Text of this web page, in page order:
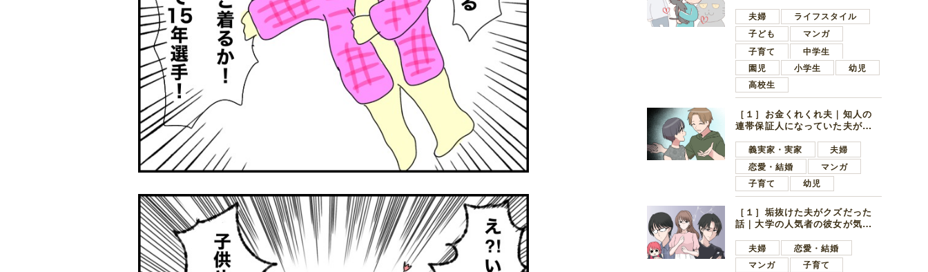
夫婦
ライフスタイル
子ども
マンガ
子育て
中学生
園児
小学生
幼児
高校生
［１］お金くれくれ夫｜知人の
連帯保証人になっていた夫が家
言ってきた
義実家・実家
夫婦
恋愛・結婚
マンガ
子育て
幼児
［１］垢抜けた夫がクズだった
話｜大学の人気者の彼女が気に
子学生
夫婦
恋愛・結婚
マンガ
子育て